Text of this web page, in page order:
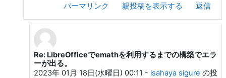
パーマリンク
親投稿を表示する 返信
大熊 一弘 への返信
Re: LibreOfficeでemathを利用するまでの構築でエラ
ーが出る。
2023年 01月 18日(水曜日) 00:11 - isahaya sigure の投